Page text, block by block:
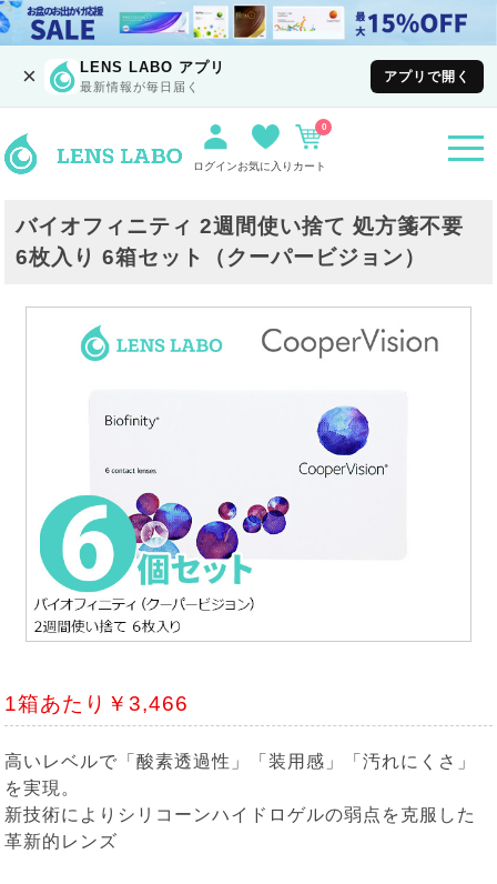
× LENS LABO アプリ
最新情報が毎日届く
アプリで開く
ログインお気に入り カート
0
バイオフィニティ 2週間使い捨て 処方箋不要
6枚入り 6箱セット（クーパービジョン）
1箱あたり￥3,466
高いレベルで「酸素透過性」「装用感」「汚れにくさ」
を実現。
新技術によりシリコーンハイドロゲルの弱点を克服した
革新的レンズ